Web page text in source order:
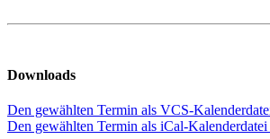
Downloads
Den gewählten Termin als VCS-
Den gewählten Termin als iCal-